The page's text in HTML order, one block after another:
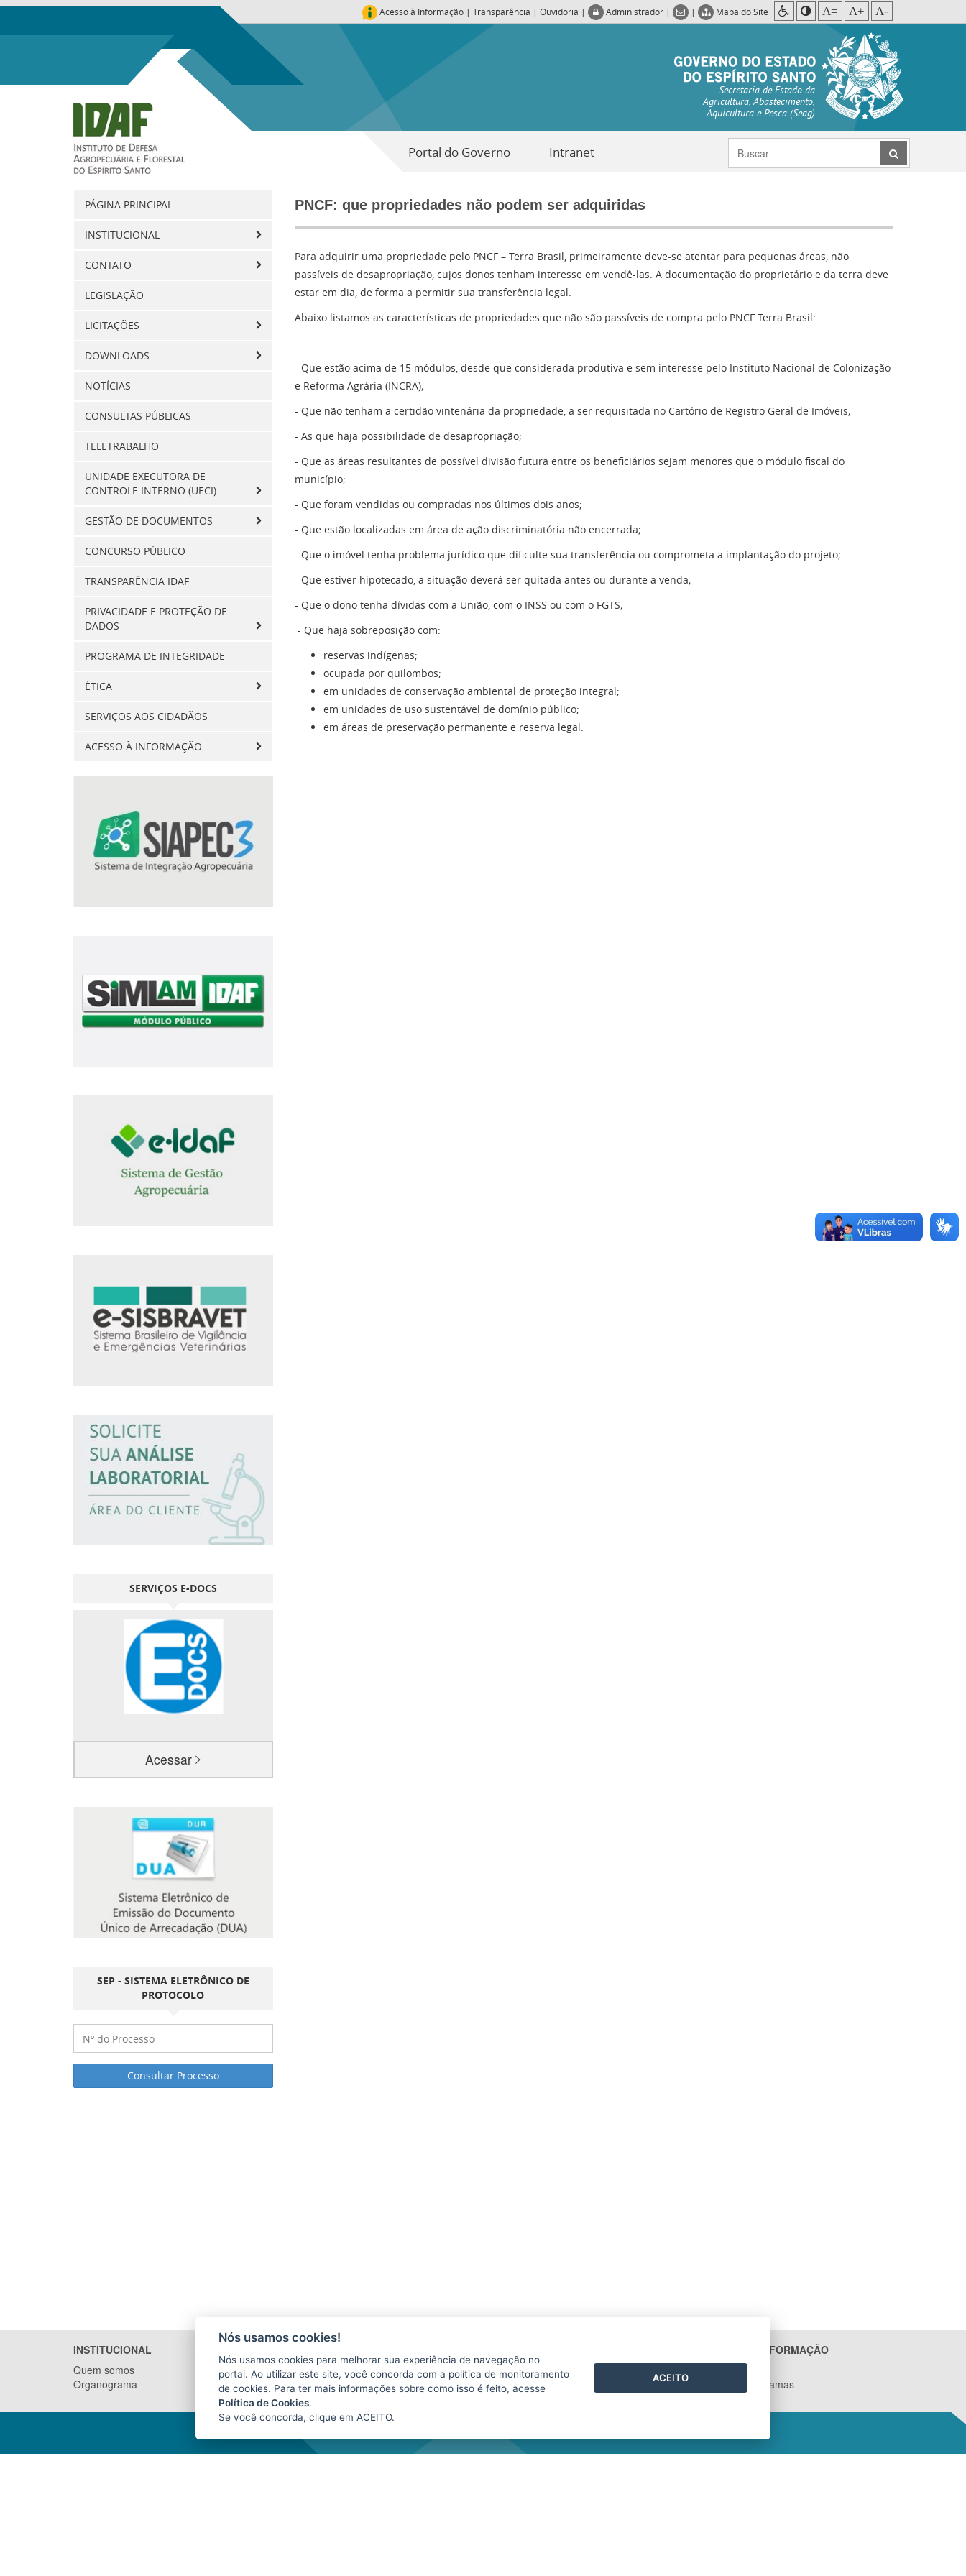
Acesso à Informação | Transparência | Ouvidoria | Administrador | | Mapa do Site A= A+ A-
Secretaria de Estado da
Agricultura, Abastecimento,
Aquicultura e Pesca (Seag)
Portal do Governo Intranet
PÁGINA PRINCIPAL
INSTITUCIONAL
CONTATO
LEGISLAÇÃO
LICITAÇÕES
DOWNLOADS
NOTÍCIAS
CONSULTAS PÚBLICAS
TELETRABALHO
UNIDADE EXECUTORA DE
CONTROLE INTERNO (UECI)
GESTÃO DE DOCUMENTOS
CONCURSO PÚBLICO
TRANSPARÊNCIA IDAF
PRIVACIDADE E PROTEÇÃO DE
DADOS
PROGRAMA DE INTEGRIDADE
ÉTICA
SERVIÇOS AOS CIDADÃOS
ACESSO À INFORMAÇÃO
SERVIÇOS E-DOCS
Acessar
SEP - SISTEMA ELETRÔNICO DE
PROTOCOLO
Consultar Processo
PNCF: que propriedades não podem ser adquiridas
Para adquirir uma propriedade pelo PNCF – Terra Brasil, primeiramente deve-se atentar para pequenas áreas, não
passíveis de desapropriação, cujos donos tenham interesse em vendê-las. A documentação do proprietário e da terra deve
estar em dia, de forma a permitir sua transferência legal.
Abaixo listamos as características de propriedades que não são passíveis de compra pelo PNCF Terra Brasil:
- Que estão acima de 15 módulos, desde que considerada produtiva e sem interesse pelo Instituto Nacional de Colonização
e Reforma Agrária (INCRA);
- Que não tenham a certidão vintenária da propriedade, a ser requisitada no Cartório de Registro Geral de Imóveis;
- As que haja possibilidade de desapropriação;
- Que as áreas resultantes de possível divisão futura entre os beneficiários sejam menores que o módulo fiscal do
município;
- Que foram vendidas ou compradas nos últimos dois anos;
- Que estão localizadas em área de ação discriminatória não encerrada;
- Que o imóvel tenha problema jurídico que dificulte sua transferência ou comprometa a implantação do projeto;
- Que estiver hipotecado, a situação deverá ser quitada antes ou durante a venda;
- Que o dono tenha dívidas com a União, com o INSS ou com o FGTS;
- Que haja sobreposição com:
reservas indígenas;
ocupada por quilombos;
em unidades de conservação ambiental de proteção integral;
em unidades de uso sustentável de domínio público;
em áreas de preservação permanente e reserva legal.
INSTITUCIONAL
Quem somos
Organograma
VÍDEOS
ACESSO À INFORMAÇÃO
Contratos
Ações e Programas
Nós usamos cookies!
Nós usamos cookies para melhorar sua experiência de navegação no
portal. Ao utilizar este site, você concorda com a política de monitoramento
de cookies. Para ter mais informações sobre como isso é feito, acesse
Política de Cookies.
Se você concorda, clique em ACEITO.
ACEITO